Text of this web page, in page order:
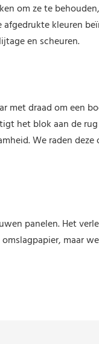
om ze te
kleuren
en scheuren.
met draad om een
het blok aan de
We raden
panelen. Het
maar